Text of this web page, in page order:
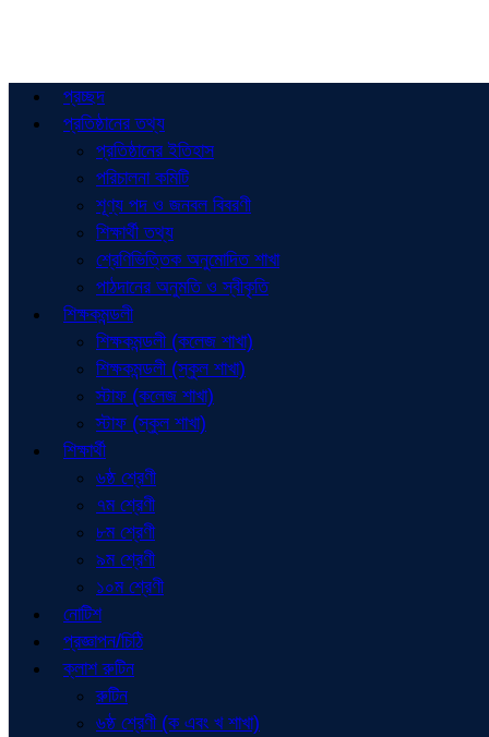
প্রচ্ছদ
প্রতিষ্ঠানের তথ্য
প্রতিষ্ঠানের ইতিহাস
পরিচালনা কমিটি
শূণ্য পদ ও জনবল বিবরণী
শিক্ষার্থী তথ্য
শ্রেণিভিত্তিক অনুমোদিত শাখা
পাঠদানের অনুমতি ও স্বীকৃতি
শিক্ষকমন্ডলী
শিক্ষকমন্ডলী (কলেজ শাখা)
শিক্ষকমন্ডলী (স্কুল শাখা)
স্টাফ (কলেজ শাখা)
স্টাফ (স্কুল শাখা)
শিক্ষার্থী
৬ষ্ঠ শ্রেণী
৭ম শ্রেণী
৮ম শ্রেণী
৯ম শ্রেণী
১০ম শ্রেণী
নোটিশ
প্রজ্ঞাপন/চিঠি
ক্লাশ রুটিন
রুটিন
৬ষ্ঠ শ্রেণী (ক এবং খ শাখা)